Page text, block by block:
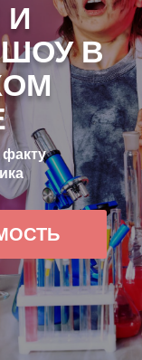
И
В